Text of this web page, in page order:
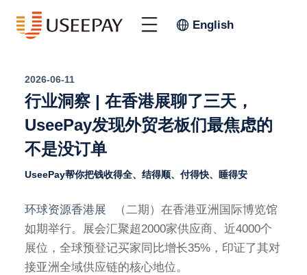
English
2026-06-11
行业洞察 | 在香港展聊了三天，
UseePay发现外贸老板们最焦虑的
不是没订单
UseePay帮你把钱收得全、结得顺、付得快、睡得安
环球资源香港展
（二期）在香港亚洲国际博览馆
如期举行。展会汇聚超2000家供应商、近4000个
展位，全球预登记买家同比增长35%，印证了其对
接亚洲全域供应链的核心地位。